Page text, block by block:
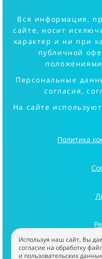
Вся информация,
сайте, носит
характер и ни при
публичной
Персональные
согласия,
На сайте
Политика
Используя наш сайт, Вы
согласие на обработку
и пользовательских